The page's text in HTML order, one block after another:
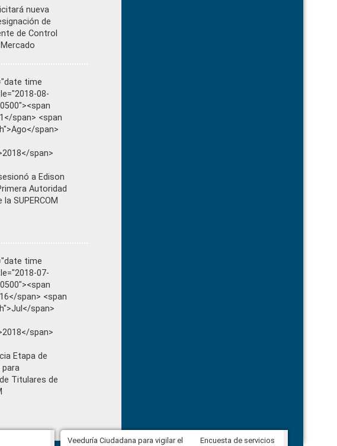
nueva
de
de Control
time
08-
span> <span
span>
span>
a Edison
Autoridad
SUPERCOM
time
07-
span> <span
span>
span>
Etapa de
para
Titulares de
a
Veeduría Ciudadana para vigilar el
Veeduría Ciudadana para vigilar la
Encuesta de servicios